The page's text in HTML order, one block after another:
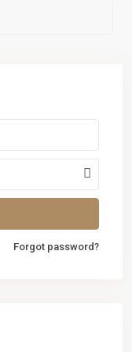
Forgot password?